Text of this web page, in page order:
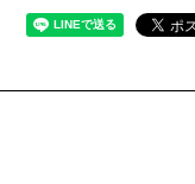
f)配送先情報
g)当ショップとのお取
3.個人情報の利用
当ショップではお客